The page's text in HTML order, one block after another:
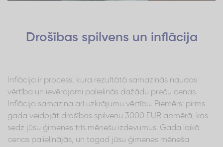
Drošības spilvens un inflācija
Inflācija ir process, kura rezultātā samazinās naudas
vērtība un ievērojami palielinās dažādu preču cenas.
Inflācija samazina arī uzkrājumu vērtību. Piemērs: pirms
gada veidojāt drošības spilvenu 3000 EUR apmērā, kas
sedz jūsu ģimenes trīs mēnešu izdevumus. Gada laikā
cenas palielinājās, un tagad jūsu ģimenes mēneša